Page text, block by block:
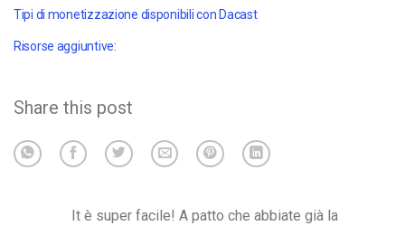
Tipi di monetizzazione disponibili con Dacast
Risorse aggiuntive:
Share this post
t è super facile! A patto che abbiate già la